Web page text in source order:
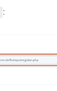
: